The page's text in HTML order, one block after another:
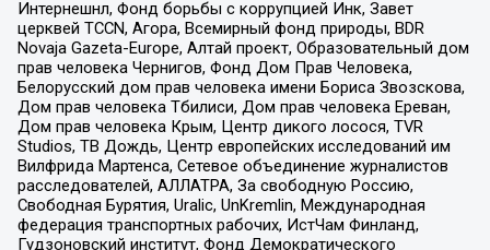
Интернешнл, Фонд борьбы с коррупцией Инк, Завет
церквей TCCN, Агора, Всемирный фонд природы, BDR
Novaja Gazeta-Europe, Алтай проект, Образовательный дом
прав человека Чернигов, Фонд Дом Прав Человека,
Белорусский дом прав человека имени Бориса Звозскова,
Дом прав человека Тбилиси, Дом прав человека Ереван,
Дом прав человека Крым, Центр дикого лосося, TVR
Studios, ТВ Дождь, Центр европейских исследований им
Вилфрида Мартенса, Сетевое объединение журналистов
расследователей, АЛЛАТРА, За свободную Россию,
Свободная Бурятия, Uralic, UnKremlin, Международная
федерация транспортных рабочих, ИстЧам Финланд,
Гудзоновский институт, Фонд Демократического